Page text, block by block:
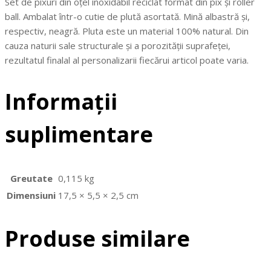
ball. Ambalat într-o cutie de plută asortată. Mină albastră și,
respectiv, neagră. Pluta este un material 100% natural. Din
cauza naturii sale structurale și a porozității suprafeței,
rezultatul finalal al personalizarii fiecărui articol poate varia.
Informații
suplimentare
Greutate 0,115 kg
Dimensiuni 17,5 × 5,5 × 2,5 cm
Produse similare